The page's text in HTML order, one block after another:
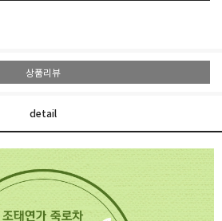
상품리뷰
detail